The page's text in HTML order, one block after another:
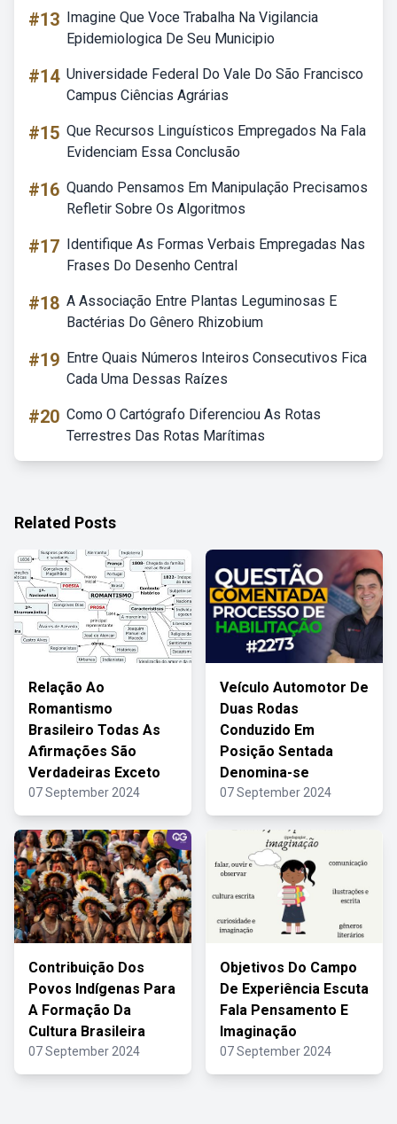
#13 Imagine Que Voce Trabalha Na Vigilancia
Epidemiologica De Seu Municipio
#14 Universidade Federal Do Vale Do São Francisco
Campus Ciências Agrárias
#15 Que Recursos Linguísticos Empregados Na Fala
Evidenciam Essa Conclusão
#16 Quando Pensamos Em Manipulação Precisamos
Refletir Sobre Os Algoritmos
#17 Identifique As Formas Verbais Empregadas Nas
Frases Do Desenho Central
#18 A Associação Entre Plantas Leguminosas E
Bactérias Do Gênero Rhizobium
#19 Entre Quais Números Inteiros Consecutivos Fica
Cada Uma Dessas Raízes
#20 Como O Cartógrafo Diferenciou As Rotas
Terrestres Das Rotas Marítimas
Related Posts
Relação Ao
Romantismo
Brasileiro Todas As
Afirmações São
Verdadeiras Exceto
07 September 2024
Veículo Automotor De
Duas Rodas
Conduzido Em
Posição Sentada
Denomina-se
07 September 2024
Contribuição Dos
Povos Indígenas Para
A Formação Da
Cultura Brasileira
07 September 2024
Objetivos Do Campo
De Experiência Escuta
Fala Pensamento E
Imaginação
07 September 2024